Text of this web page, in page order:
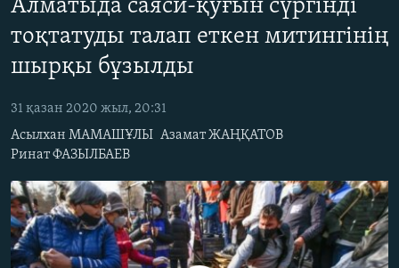
to
main
Navigation
Skip
Search
ҚАҢТАР ОҚИҒАСЫ
АДАМ ҚҰҚЫҚТАРЫ
ӘЛЕУМЕТ
ӘЛЕМ
АРНАЙЫ ЖОБАЛАР
Русский
ЖАЗЫЛЫҢЫЗ
Алматыда саяси-қуғын сүргінді
тоқтатуды талап еткен митингінің
шырқы бұзылды
31 қазан 2020 жыл, 20:31
Асылхан МАМАШҰЛЫ Азамат ЖАҢҚАТОВ
Ринат ФАЗЫЛБАЕВ